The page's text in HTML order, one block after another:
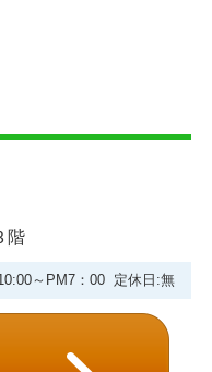
階
～PM7：00 定休日:無